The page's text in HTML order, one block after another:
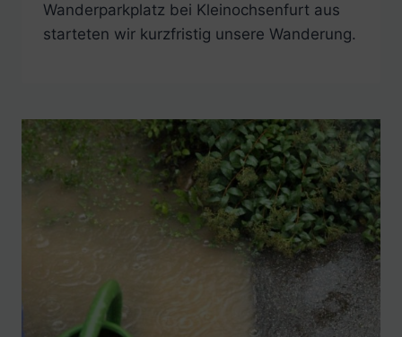
Wanderparkplatz bei Kleinochsenfurt aus
starteten wir kurzfristig unsere Wanderung.